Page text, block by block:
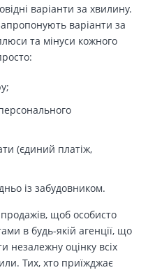
варіанти за хвилину.
варіанти за
та мінуси кожного
(єдиний платіж,
із забудовником.
щоб особисто
в будь-якій агенції, що
незалежну оцінку всіх
Тих, хто приїжджає